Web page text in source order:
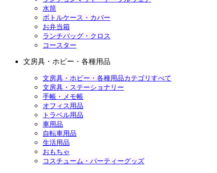
水筒
ボトルケース・カバー
お弁当箱
ランチバッグ・クロス
コースター
文房具・ホビー・各種用品
文房具・ホビー・各種用品カテゴリすべて
文房具・ステーショナリー
手帳・メモ帳
オフィス用品
トラベル用品
車用品
自転車用品
生活用品
おもちゃ
コスチューム・パーティーグッズ